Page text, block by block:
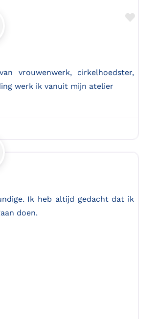
vrouwenwerk, cirkelhoedster,
werk ik vanuit mijn atelier
Ik heb altijd gedacht dat ik
doen.